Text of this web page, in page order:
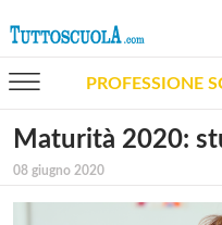
PROFESSIONE
Maturità 2020:
08 giugno 2020